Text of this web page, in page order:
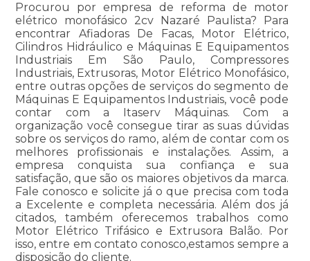
Procurou por empresa de reforma de motor
elétrico monofásico 2cv Nazaré Paulista? Para
encontrar Afiadoras De Facas, Motor Elétrico,
Cilindros Hidráulico e Máquinas E Equipamentos
Industriais Em São Paulo, Compressores
Industriais, Extrusoras, Motor Elétrico Monofásico,
entre outras opções de serviços do segmento de
Máquinas E Equipamentos Industriais, você pode
contar com a Itaserv Máquinas. Com a
organização você consegue tirar as suas dúvidas
sobre os serviços do ramo, além de contar com os
melhores profissionais e instalações. Assim, a
empresa conquista sua confiança e sua
satisfação, que são os maiores objetivos da marca.
Fale conosco e solicite já o que precisa com toda
a Excelente e completa necessária. Além dos já
citados, também oferecemos trabalhos como
Motor Elétrico Trifásico e Extrusora Balão. Por
isso, entre em contato conosco,estamos sempre a
disposição do cliente.